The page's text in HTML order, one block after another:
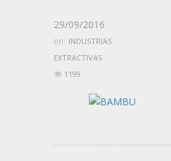
29/09/2016
en: INDUSTRIAS
EXTRACTIVAS
1199